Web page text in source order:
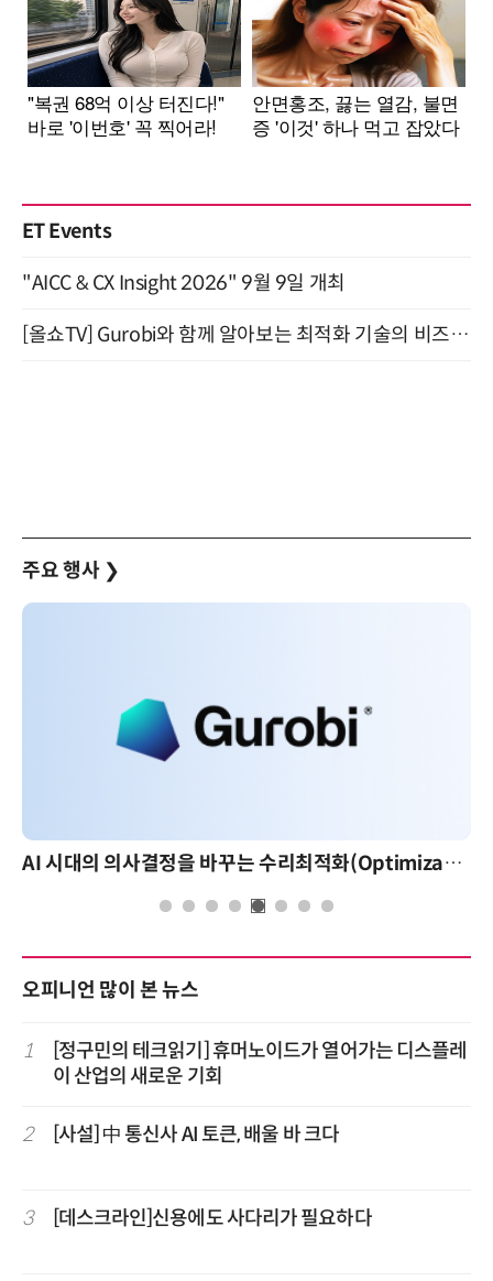
ET Events
"AICC & CX Insight 2026" 9월 9일 개최
[올쇼TV] Gurobi와 함께 알아보는 최적화 기술의 비즈니스 활용 (8월 20일 생방송)
주요 행사 ❯
AI 시대의 의사결정을 바꾸는 수리최적화(Optimization): 실제 산업 적용 사례와 활용 전략
오피니언 많이 본 뉴스
1
[정구민의 테크읽기] 휴머노이드가 열어가는 디스플레
이 산업의 새로운 기회
2 [사설] 中 통신사 AI 토큰, 배울 바 크다
3 [데스크라인]신용에도 사다리가 필요하다